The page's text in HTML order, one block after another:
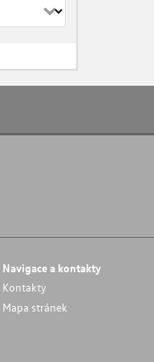
Navigace a kontakty
Kontakty
Mapa stránek